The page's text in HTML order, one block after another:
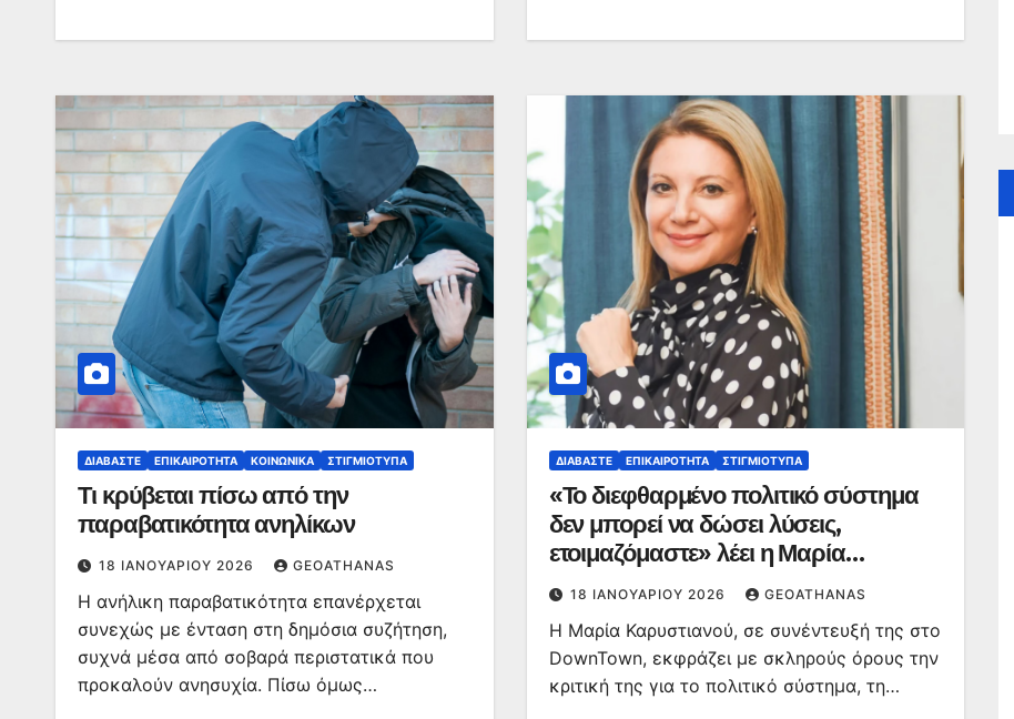
ΔΙΑΒΆΣΤΕ ΕΠΙΚΑΙΡΌΤΗΤΑ ΚΟΙΝΩΝΙΚΆ ΣΤΙΓΜΙΌΤΥΠΑ
Τι κρύβεται πίσω από την
παραβατικότητα ανηλίκων
18 ΙΑΝΟΥΑΡΊΟΥ 2026 GEOATHANAS
Η ανήλικη παραβατικότητα επανέρχεται
συνεχώς με ένταση στη δημόσια συζήτηση,
συχνά μέσα από σοβαρά περιστατικά που
προκαλούν ανησυχία. Πίσω όμως…
ΔΙΑΒΆΣΤΕ ΕΠΙΚΑΙΡΌΤΗΤΑ ΣΤΙΓΜΙΌΤΥΠΑ
«Το διεφθαρμένο πολιτικό σύστημα
δεν μπορεί να δώσει λύσεις,
ετοιμαζόμαστε» λέει η Μαρία
Καρυστιανού
18 ΙΑΝΟΥΑΡΊΟΥ 2026 GEOATHANAS
Η Μαρία Καρυστιανού, σε συνέντευξή της στο
DownTown, εκφράζει με σκληρούς όρους την
κριτική της για το πολιτικό σύστημα, τη…